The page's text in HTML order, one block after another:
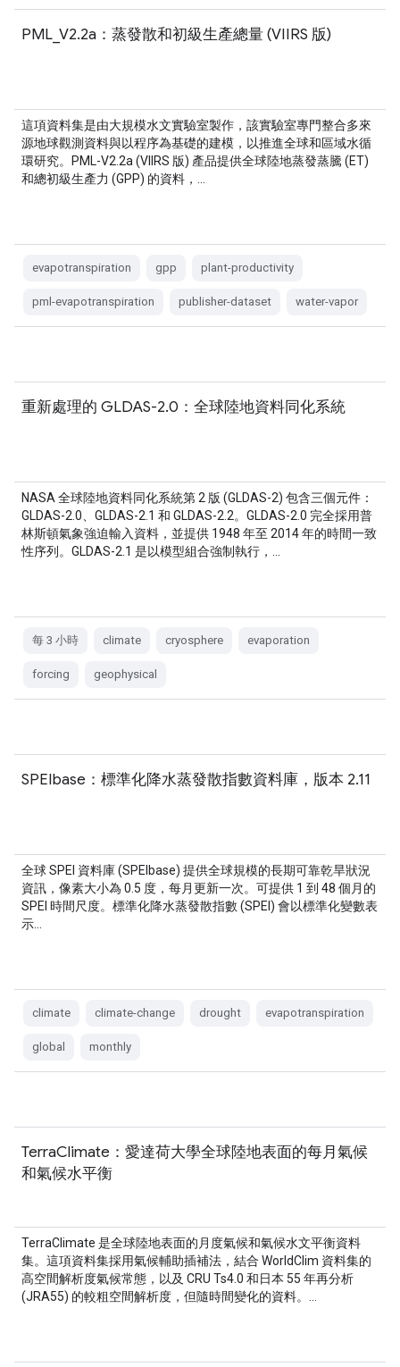
PML_V2.2a：蒸發散和初級生產總量 (VIIRS 版)
這項資料集是由大規模水文實驗室製作，該實驗室專門整合多來
源地球觀測資料與以程序為基礎的建模，以推進全球和區域水循
環研究。PML-V2.2a (VIIRS 版) 產品提供全球陸地蒸發蒸騰 (ET)
和總初級生產力 (GPP) 的資料，…
evapotranspiration gpp plant-productivity
pml-evapotranspiration publisher-dataset water-vapor
重新處理的 GLDAS-2.0：全球陸地資料同化系統
NASA 全球陸地資料同化系統第 2 版 (GLDAS-2) 包含三個元件：
GLDAS-2.0、GLDAS-2.1 和 GLDAS-2.2。GLDAS-2.0 完全採用普
林斯頓氣象強迫輸入資料，並提供 1948 年至 2014 年的時間一致
性序列。GLDAS-2.1 是以模型組合強制執行，…
每 3 小時 climate cryosphere evaporation
forcing geophysical
SPEIbase：標準化降水蒸發散指數資料庫，版本 2.11
全球 SPEI 資料庫 (SPEIbase) 提供全球規模的長期可靠乾旱狀況
資訊，像素大小為 0.5 度，每月更新一次。可提供 1 到 48 個月的
SPEI 時間尺度。標準化降水蒸發散指數 (SPEI) 會以標準化變數表
示…
climate climate-change drought evapotranspiration
global monthly
TerraClimate：愛達荷大學全球陸地表面的每月氣候
和氣候水平衡
TerraClimate 是全球陸地表面的月度氣候和氣候水文平衡資料
集。這項資料集採用氣候輔助插補法，結合 WorldClim 資料集的
高空間解析度氣候常態，以及 CRU Ts4.0 和日本 55 年再分析
(JRA55) 的較粗空間解析度，但隨時間變化的資料。…